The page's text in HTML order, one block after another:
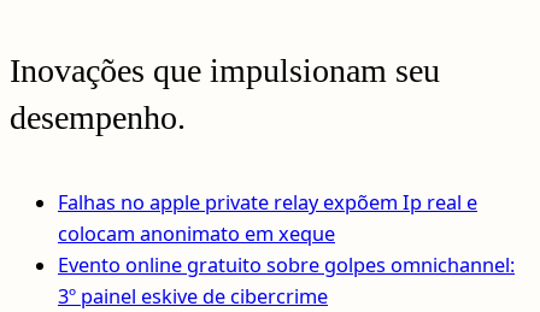
Inovações que impulsionam seu
desempenho.
Falhas no apple private relay expõem Ip real e
colocam anonimato em xeque
Evento online gratuito sobre golpes omnichannel:
3º painel eskive de cibercrime